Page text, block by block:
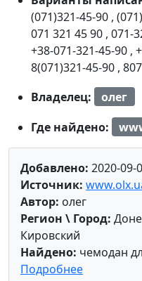
(071)321-45-90 ,
071 321 45 90 , 071-
+38-071-321-45-90 ,
8(071)321-45-90 ,
Владелец:
олег
Где найдено:
Добавлено: 2020-09-
Источник:
Автор: олег
Регион \ Город:
Кировский
Найдено: чемодан
Подробнее